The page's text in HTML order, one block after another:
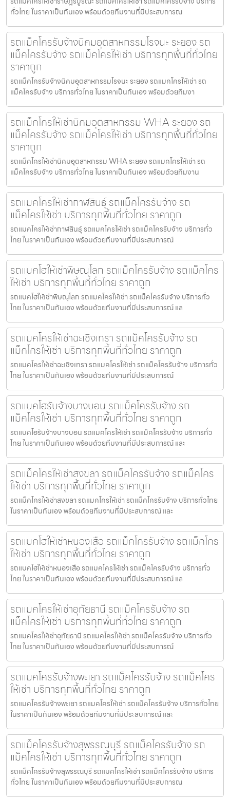
ทั่วไทย ในราคาเป็นกันเอง พร้อมด้วยทีมงานที่มีประสบการณ
รถแม็คโครรับจ้างนิคมอุตสาหกรรมโรจนะ ระยอง รถ
แม็คโครรับจ้าง รถแม็คโครให้เช่า บริการทุกพื้นที่ทั่วไทย
ราคาถูก
รถแม็คโครรับจ้างนิคมอุตสาหกรรมโรจนะ ระยอง รถแมคโครให้เช่า รถ
แม็คโครรับจ้าง บริการทั่วไทย ในราคาเป็นกันเอง พร้อมด้วยทีมงา
รถแม็คโครให้เช่านิคมอุตสาหกรรม WHA ระยอง รถ
แม็คโครรับจ้าง รถแม็คโครให้เช่า บริการทุกพื้นที่ทั่วไทย
ราคาถูก
รถแม็คโครให้เช่านิคมอุตสาหกรรม WHA ระยอง รถแมคโครให้เช่า รถ
แม็คโครรับจ้าง บริการทั่วไทย ในราคาเป็นกันเอง พร้อมด้วยทีมงาน
รถแมคโครให้เช่ากาฬสินธุ์ รถแม็คโครรับจ้าง รถ
แม็คโครให้เช่า บริการทุกพื้นที่ทั่วไทย ราคาถูก
รถแมคโครให้เช่ากาฬสินธุ์ รถแมคโครให้เช่า รถแม็คโครรับจ้าง บริการทั่ว
ไทย ในราคาเป็นกันเอง พร้อมด้วยทีมงานที่มีประสบการณ์
รถแบคโฮให้เช่าพิษณุโลก รถแม็คโครรับจ้าง รถแม็คโคร
ให้เช่า บริการทุกพื้นที่ทั่วไทย ราคาถูก
รถแบคโฮให้เช่าพิษณุโลก รถแมคโครให้เช่า รถแม็คโครรับจ้าง บริการทั่ว
ไทย ในราคาเป็นกันเอง พร้อมด้วยทีมงานที่มีประสบการณ์ แล
รถแมคโครให้เช่าฉะเชิงเทรา รถแม็คโครรับจ้าง รถ
แม็คโครให้เช่า บริการทุกพื้นที่ทั่วไทย ราคาถูก
รถแมคโครให้เช่าฉะเชิงเทรา รถแมคโครให้เช่า รถแม็คโครรับจ้าง บริการทั่ว
ไทย ในราคาเป็นกันเอง พร้อมด้วยทีมงานที่มีประสบการณ์
รถแบคโฮรับจ้างบางบอน รถแม็คโครรับจ้าง รถ
แม็คโครให้เช่า บริการทุกพื้นที่ทั่วไทย ราคาถูก
รถแบคโฮรับจ้างบางบอน รถแมคโครให้เช่า รถแม็คโครรับจ้าง บริการทั่ว
ไทย ในราคาเป็นกันเอง พร้อมด้วยทีมงานที่มีประสบการณ์ และ
รถแม็คโครให้เช่าสงขลา รถแม็คโครรับจ้าง รถแม็คโคร
ให้เช่า บริการทุกพื้นที่ทั่วไทย ราคาถูก
รถแม็คโครให้เช่าสงขลา รถแมคโครให้เช่า รถแม็คโครรับจ้าง บริการทั่วไทย
ในราคาเป็นกันเอง พร้อมด้วยทีมงานที่มีประสบการณ์ และ
รถแบคโฮให้เช่าหนองเสือ รถแม็คโครรับจ้าง รถแม็คโคร
ให้เช่า บริการทุกพื้นที่ทั่วไทย ราคาถูก
รถแบคโฮให้เช่าหนองเสือ รถแมคโครให้เช่า รถแม็คโครรับจ้าง บริการทั่ว
ไทย ในราคาเป็นกันเอง พร้อมด้วยทีมงานที่มีประสบการณ์ แล
รถแมคโครให้เช่าอุทัยธานี รถแม็คโครรับจ้าง รถ
แม็คโครให้เช่า บริการทุกพื้นที่ทั่วไทย ราคาถูก
รถแมคโครให้เช่าอุทัยธานี รถแมคโครให้เช่า รถแม็คโครรับจ้าง บริการทั่ว
ไทย ในราคาเป็นกันเอง พร้อมด้วยทีมงานที่มีประสบการณ์
รถแมคโครรับจ้างพะเยา รถแม็คโครรับจ้าง รถแม็คโคร
ให้เช่า บริการทุกพื้นที่ทั่วไทย ราคาถูก
รถแมคโครรับจ้างพะเยา รถแมคโครให้เช่า รถแม็คโครรับจ้าง บริการทั่วไทย
ในราคาเป็นกันเอง พร้อมด้วยทีมงานที่มีประสบการณ์ และ
รถแม็คโครรับจ้างสุพรรณบุรี รถแม็คโครรับจ้าง รถ
แม็คโครให้เช่า บริการทุกพื้นที่ทั่วไทย ราคาถูก
รถแม็คโครรับจ้างสุพรรณบุรี รถแมคโครให้เช่า รถแม็คโครรับจ้าง บริการ
ทั่วไทย ในราคาเป็นกันเอง พร้อมด้วยทีมงานที่มีประสบการณ